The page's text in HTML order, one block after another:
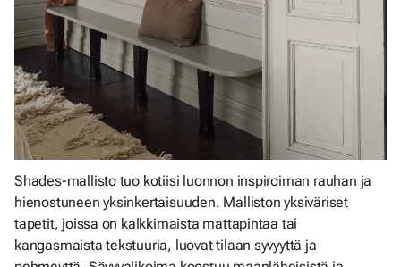
Shades-mallisto tuo kotiisi luonnon inspiroiman rauhan ja
hienostuneen yksinkertaisuuden. Malliston yksiväriset
tapetit, joissa on kalkkimaista mattapintaa tai
kangasmaista tekstuuria, luovat tilaan syvyyttä ja